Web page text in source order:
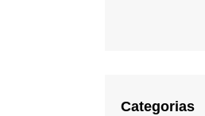
Categorias